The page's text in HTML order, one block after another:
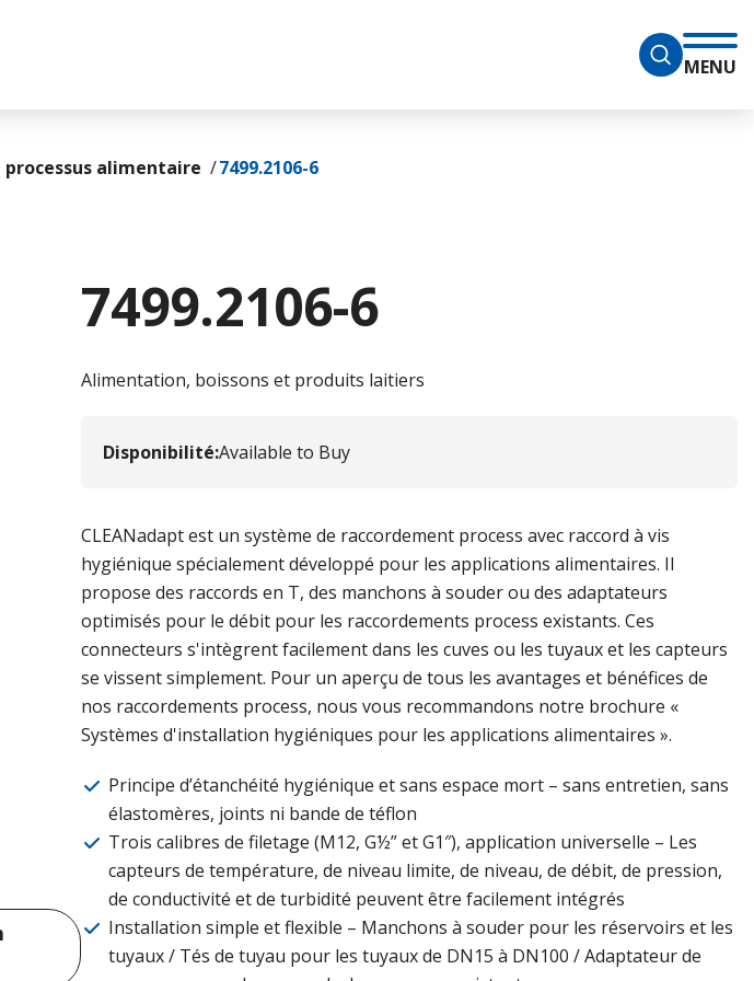
MENU
processus alimentaire 7499.2106-6
7499.2106-6
Alimentation, boissons et produits laitiers
Disponibilité:Available to Buy
CLEANadapt est un système de raccordement process avec raccord à vis
hygiénique spécialement développé pour les applications alimentaires. Il
propose des raccords en T, des manchons à souder ou des adaptateurs
optimisés pour le débit pour les raccordements process existants. Ces
connecteurs s'intègrent facilement dans les cuves ou les tuyaux et les capteurs
se vissent simplement. Pour un aperçu de tous les avantages et bénéfices de
nos raccordements process, nous vous recommandons notre brochure «
Systèmes d'installation hygiéniques pour les applications alimentaires ».
Principe d’étanchéité hygiénique et sans espace mort – sans entretien, sans
élastomères, joints ni bande de téflon
Trois calibres de filetage (M12, G½” et G1″), application universelle – Les
capteurs de température, de niveau limite, de niveau, de débit, de pression,
de conductivité et de turbidité peuvent être facilement intégrés
Installation simple et flexible – Manchons à souder pour les réservoirs et les
tuyaux / Tés de tuyau pour les tuyaux de DN15 à DN100 / Adaptateur de